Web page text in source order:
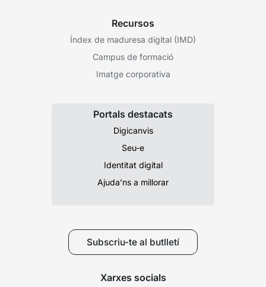
Recursos
Índex de maduresa digital (IMD)
Campus de formació
Imatge corporativa
Portals destacats
Digicanvis
Seu-e
Identitat digital
Ajuda’ns a millorar
Subscriu-te al butlletí
Xarxes socials